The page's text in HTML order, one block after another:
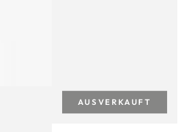
AUSVERKAUFT